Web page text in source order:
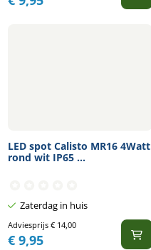
LED spot Calisto MR16 4Watt
rond wit IP65 ...
Zaterdag in huis
Adviesprijs €14,00
€9,95